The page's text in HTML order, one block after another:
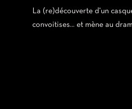
La (re)découverte d'un
convoitises... et mène au